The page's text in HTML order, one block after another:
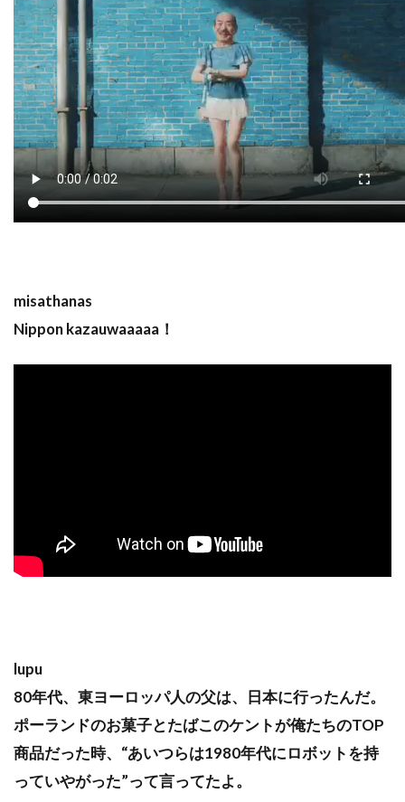
misathanas
Nippon kazauwaaaaa！
lupu
80年代、東ヨーロッパ人の父は、日本に行ったんだ。
ポーランドのお菓子とたばこのケントが俺たちのTOP
商品だった時、“あいつらは1980年代にロボットを持
っていやがった”って言ってたよ。